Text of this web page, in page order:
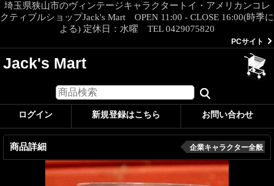
埼玉県狭山市のヴィンテージキャラクタートイ・アメリカンコレ
クティブルショップJack's Mart OPEN 11:00 - CLOSE 16:00(時季に
よる) 定休日：水曜 TEL 0429075820
PCサイト
Jack's Mart
ログイン 新規登録はこちら お問い合わせ
商品詳細 企業キャラクター全般